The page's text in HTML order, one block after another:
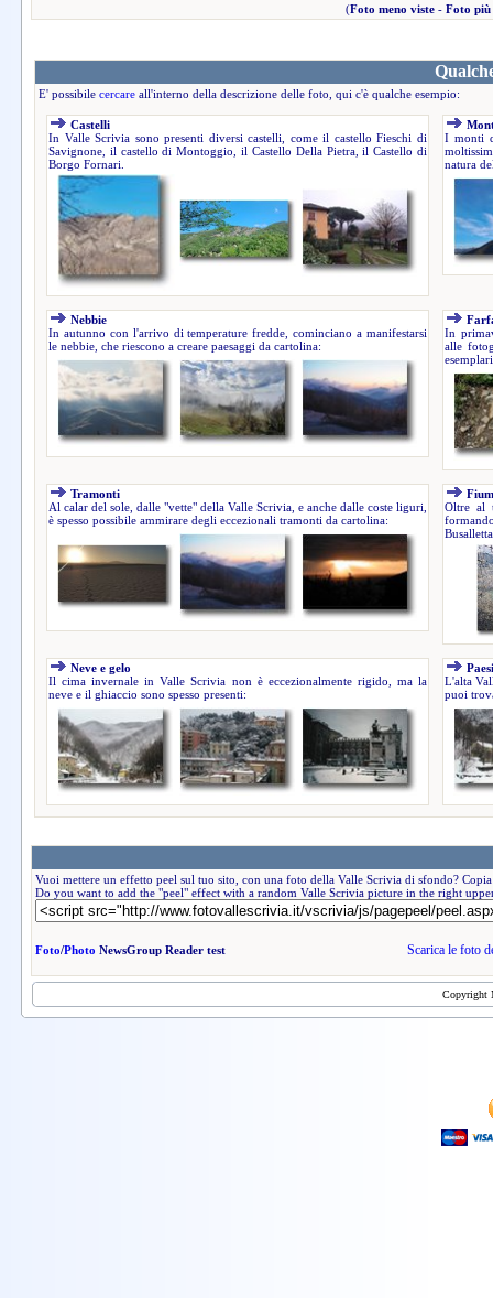
(Foto meno viste - Foto
E' possibile cercare all'interno della descrizione delle foto, qui c'è qualche esempio:
Castelli
In Valle Scrivia sono presenti diversi castelli, come il castello Fieschi di
Savignone, il castello di Montoggio, il Castello Della Pietra, il Castello di
Borgo Fornari.
I monti
natura
Nebbie
In autunno con l'arrivo di temperature fredde, cominciano a manifestarsi
le nebbie, che riescono a creare paesaggi da cartolina:
In
alle
Tramonti
Al calar del sole, dalle "vette" della Valle Scrivia, e anche dalle coste liguri,
è spesso possibile ammirare degli eccezionali tramonti da cartolina:
Oltre al
Neve e gelo
Il cima invernale in Valle Scrivia non è eccezionalmente rigido, ma la
neve e il ghiaccio sono spesso presenti:
Paesi
L'alta
puoi
Vuoi mettere un effetto peel sul tuo sito, con una foto della Valle Scrivia di sfondo?
Do you want to add the "peel" effect with a random Valle Scrivia picture in the right
Foto/Photo NewsGroup Reader test Scarica le foto
Copyright